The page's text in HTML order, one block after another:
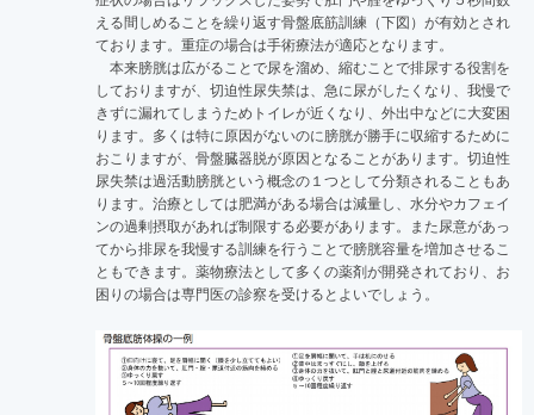
える間しめることを繰り返す骨盤底筋訓練（下図）が有効とされ
ております。重症の場合は手術療法が適応となります。
本来膀胱は広がることで尿を溜め、縮むことで排尿する役割を
しておりますが、切迫性尿失禁は、急に尿がしたくなり、我慢で
きずに漏れてしまうためトイレが近くなり、外出中などに大変困
ります。多くは特に原因がないのに膀胱が勝手に収縮するために
おこりますが、骨盤臓器脱が原因となることがあります。切迫性
尿失禁は過活動膀胱という概念の１つとして分類されることもあ
ります。治療としては肥満がある場合は減量し、水分やカフェイ
ンの過剰摂取があれば制限する必要があります。また尿意があっ
てから排尿を我慢する訓練を行うことで膀胱容量を増加させるこ
ともできます。薬物療法として多くの薬剤が開発されており、お
困りの場合は専門医の診察を受けるとよいでしょう。